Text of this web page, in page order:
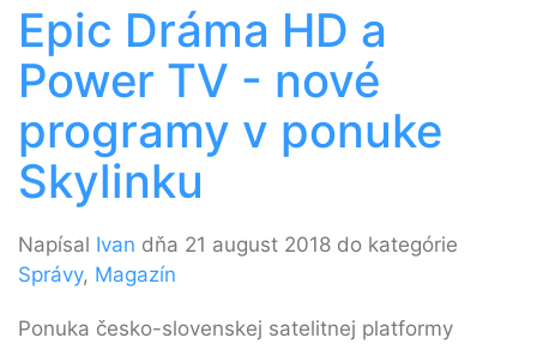
Epic Dráma HD a
Power TV - nové
programy v ponuke
Skylinku
Napísal Ivan dňa 21 august 2018 do kategórie
Správy, Magazín
Ponuka česko-slovenskej satelitnej platformy